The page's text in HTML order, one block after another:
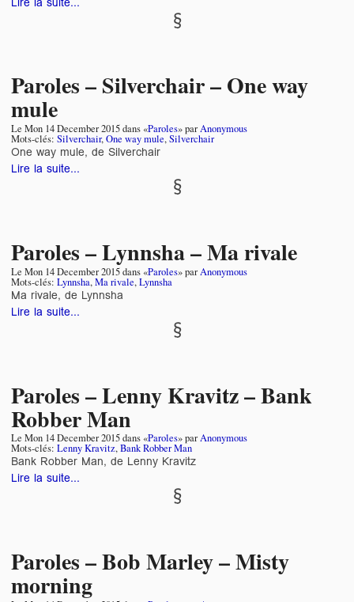
Paroles – Silverchair – One way
mule
Le Mon 14 December 2015dans «Paroles» parAnonymous
Mots-clés: Silverchair,One way mule,Silverchair
One way mule, de Silverchair
Lire la suite...
Paroles – Lynnsha – Ma rivale
Le Mon 14 December 2015dans «Paroles» parAnonymous
Mots-clés: Lynnsha,Ma rivale,Lynnsha
Ma rivale, de Lynnsha
Lire la suite...
Paroles – Lenny Kravitz – Bank
Robber Man
Le Mon 14 December 2015dans «Paroles» parAnonymous
Mots-clés: Lenny Kravitz,Bank Robber Man
Bank Robber Man, de Lenny Kravitz
Lire la suite...
Paroles – Bob Marley – Misty
morning